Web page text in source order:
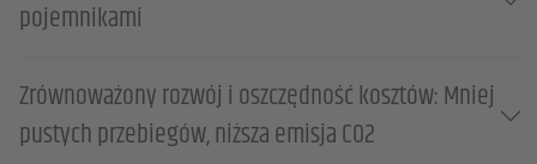
pojemnikami
Zrównoważony rozwój i oszczędność kosztów: Mniej
pustych przebiegów, niższa emisja CO2